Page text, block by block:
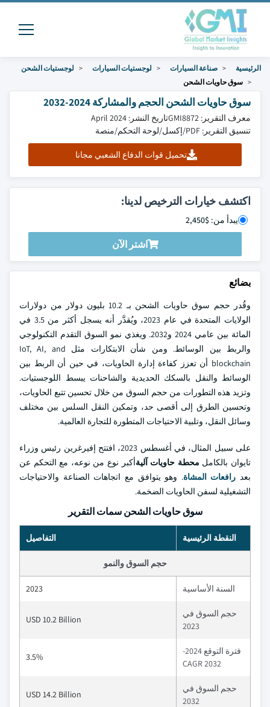
الرئيسية صناعة السيارات لوجستيات السيارات
لوجستيات الشحن
سوق حاويات الشحن
سوق حاويات الشحن الحجم والمشاركة 2024-2032
معرف التقرير: GMI8872
تاريخ النشر: April 2024
تنسيق التقرير: PDF/إكسل/لوحة التحكم/منصة
تحميل قوات الدفاع الشعبي مجانا
اكتشف خيارات الترخيص لدينا:
يبدأ من: $2,450
اشتر الآن
بضائع
وقُدر حجم سوق حاويات الشحن بـ 10.2 بليون دولار من دولارات
الولايات المتحدة في عام 2023، ويُقدَّر أنه يسجل أكثر من 3.5 في
المائة بين عامي 2024 و2032. ويغذي نمو السوق التقدم التكنولوجي
والربط بين الوسائط. ومن شأن الابتكارات مثل IoT, AI, and
blockchain أن تعزز كفاءة إدارة الحاويات، في حين أن الربط بين
الوسائط والنقل بالسكك الحديدية والشاحنات يبسط اللوجستيات.
وتزيد هذه التطورات من حجم السوق من خلال تحسين تتبع الحاويات،
وتحسين الطرق إلى أقصى حد، وتمكين النقل السلس بين مختلف
وسائل النقل، وتلبية الاحتياجات المتطورة للتجارة العالمية.
على سبيل المثال، في أغسطس 2023، افتتح إفيرغرين رئيس وزراء
تايوان بالكامل محطة حاويات آليةأكبر نوع من نوعه، مع التحكم عن
بعد رافعات المشاة. وهو يتوافق مع اتجاهات الصناعة والاحتياجات
التشغيلية لسفن الحاويات الضخمة.
سوق حاويات الشحن سمات التقرير
النقطة الرئيسية التفاصيل
حجم السوق والنمو
السنة الأساسية 2023
حجم السوق في
2023
USD 10.2 Billion
فترة التوقع 2024-
2032 CAGR
3.5%
حجم السوق في
2032
USD 14.2 Billion